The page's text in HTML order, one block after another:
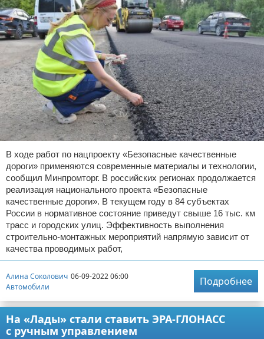
В ходе работ по нацпроекту «Безопасные качественные
дороги» применяются современные материалы и технологии,
сообщил Минпромторг. В российских регионах продолжается
реализация национального проекта «Безопасные
качественные дороги». В текущем году в 84 субъектах
России в нормативное состояние приведут свыше 16 тыс. км
трасс и городских улиц. Эффективность выполнения
строительно-монтажных мероприятий напрямую зависит от
качества проводимых работ,
Алина Соколович 06-09-2022 06:00
Автомобили
Подробнее
На «Лады» стали ставить ЭРА-ГЛОНАСС
с ручным управлением